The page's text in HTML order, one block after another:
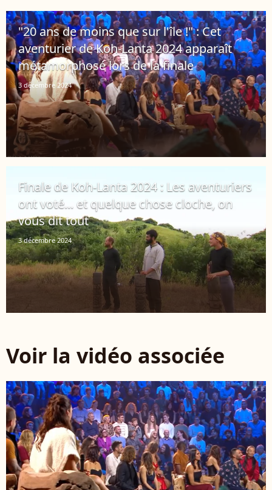
"20 ans de moins que sur l'île !" : Cet
aventurier de Koh-Lanta 2024 apparaît
métamorphosé lors de la finale
3 décembre 2024
Finale de Koh-Lanta 2024 : Les aventuriers
ont voté... et quelque chose cloche, on
vous dit tout
3 décembre 2024
Voir la vidéo associée